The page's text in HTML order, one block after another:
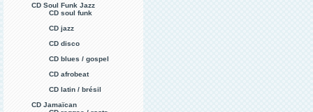
CD Soul Funk Jazz
CD soul funk
CD jazz
CD disco
CD blues / gospel
CD afrobeat
CD latin / brésil
CD Jamaïcan